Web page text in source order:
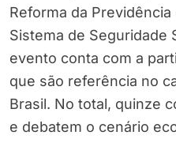
Reforma da
Sistema de Seguridade
evento conta com a
que são referência no
Brasil. No total, quinze
e debatem o cenário